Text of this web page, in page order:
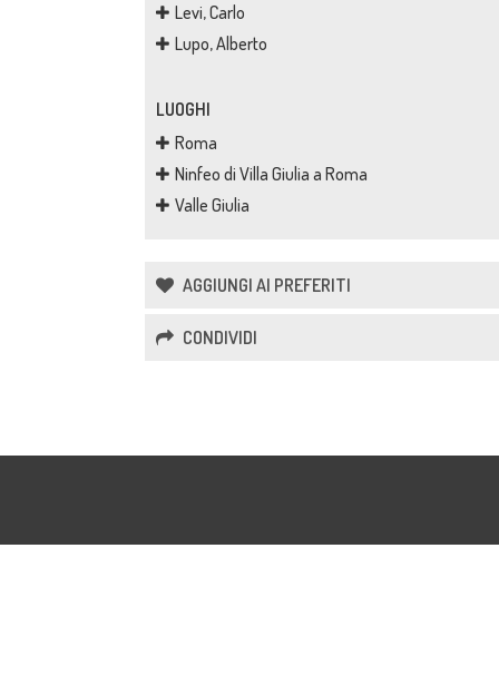
Levi, Carlo
Lupo, Alberto
LUOGHI
Roma
Ninfeo di Villa Giulia a Roma
Valle Giulia
AGGIUNGI AI PREFERITI
CONDIVIDI